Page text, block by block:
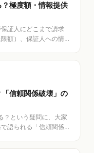
極度額・情報提供
証人にどこまで請求
額）、保証人への情
信頼関係破壊」の
？という疑問に、大家
語られる「信頼関係